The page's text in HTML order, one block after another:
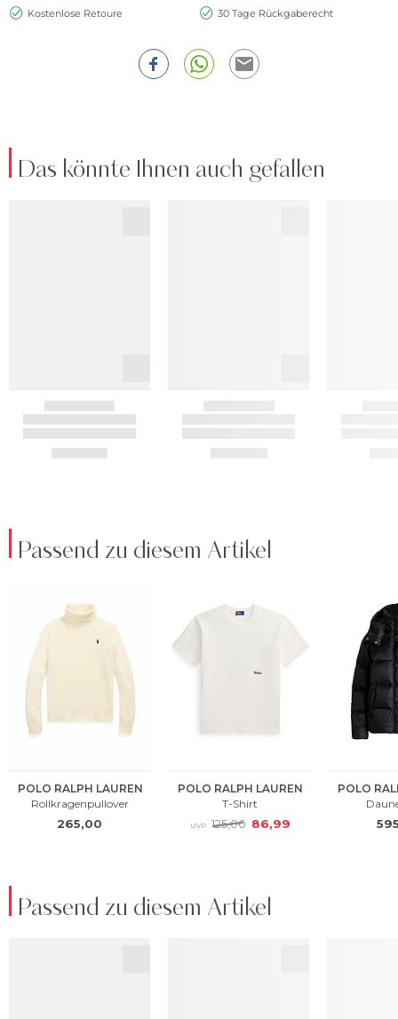
Kostenlose Retoure
30 Tage Rückgaberecht
Das könnte Ihnen auch gefallen
Passend zu diesem Artikel
Passend zu diesem Artikel